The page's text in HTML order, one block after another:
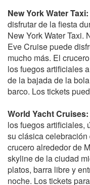
New York Water Taxi:
disfrutar de la fiesta
New York Water Taxi.
Eve Cruise puede
mucho más. El
los fuegos artificiales
de la bajada de la
barco. Los tickets
World Yacht Cruises:
los fuegos artificiales,
su clásica
crucero alrededor de
skyline de la ciudad
platos, barra libre y
noche. Los tickets